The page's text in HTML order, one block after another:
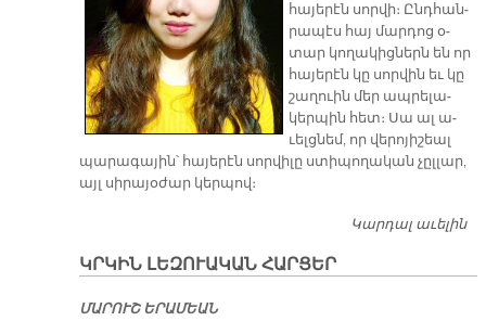
հա­յե­րէն սոր­վի։ Ընդ­հան­
րա­պէս հայ մար­դոց օ­
տար կո­ղա­կից­ներն են որ
հա­յե­րէն կը սոր­վին եւ կը
շա­ղուին մեր ապ­րե­լա­
կեր­պին հետ։ Սա ալ ա­
ւելց­նեմ, որ վե­րո­յի­շեալ
պա­րա­գա­յին՝ հա­յե­րէն սոր­վի­լը ստի­պո­ղա­կան չըլ­լար,
այլ սի­րա­յօ­ժար կեր­պով։
Կարդալ աւելին
ԿՐԿԻՆ ԼԵԶՈՒԱԿԱՆ ՀԱՐՑԵՐ
ՄԱՐՈՒՇ ԵՐԱՄԵԱՆ